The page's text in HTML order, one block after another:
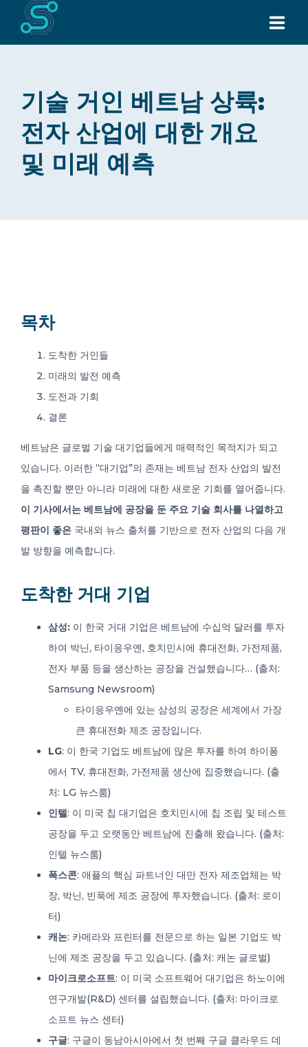
우리에 대하여
서비스
모든 제품
기술 거인 베트남 상륙:
전자 산업에 대한 개요
및 미래 예측
목차
도착한 거인들
미래의 발전 예측
도전과 기회
결론
베트남은 글로벌 기술 대기업들에게 매력적인 목적지가 되고
있습니다. 이러한 “대기업”의 존재는 베트남 전자 산업의 발전
을 촉진할 뿐만 아니라 미래에 대한 새로운 기회를 열어줍니다.
이 기사에서는 베트남에 공장을 둔 주요 기술 회사를 나열하고
평판이 좋은 국내외 뉴스 출처를 기반으로 전자 산업의 다음 개
발 방향을 예측합니다.
도착한 거대 기업
삼성: 이 한국 거대 기업은 베트남에 수십억 달러를 투자
하여 박닌, 타이응우옌, 호치민시에 휴대전화, 가전제품,
전자 부품 등을 생산하는 공장을 건설했습니다… (출처:
Samsung Newsroom)
타이응우옌에 있는 삼성의 공장은 세계에서 가장
큰 휴대전화 제조 공장입니다.
LG: 이 한국 기업도 베트남에 많은 투자를 하여 하이퐁
에서 TV, 휴대전화, 가전제품 생산에 집중했습니다. (출
처: LG 뉴스룸)
인텔: 이 미국 칩 대기업은 호치민시에 칩 조립 및 테스트
공장을 두고 오랫동안 베트남에 진출해 왔습니다. (출처:
인텔 뉴스룸)
폭스콘: 애플의 핵심 파트너인 대만 전자 제조업체는 박
장, 박닌, 빈푹에 제조 공장에 투자했습니다. (출처: 로이
터)
캐논: 카메라와 프린터를 전문으로 하는 일본 기업도 박
닌에 제조 공장을 두고 있습니다. (출처: 캐논 글로벌)
마이크로소프트: 이 미국 소프트웨어 대기업은 하노이에
연구개발(R&D) 센터를 설립했습니다. (출처: 마이크로
소프트 뉴스 센터)
구글: 구글이 동남아시아에서 첫 번째 구글 클라우드 데